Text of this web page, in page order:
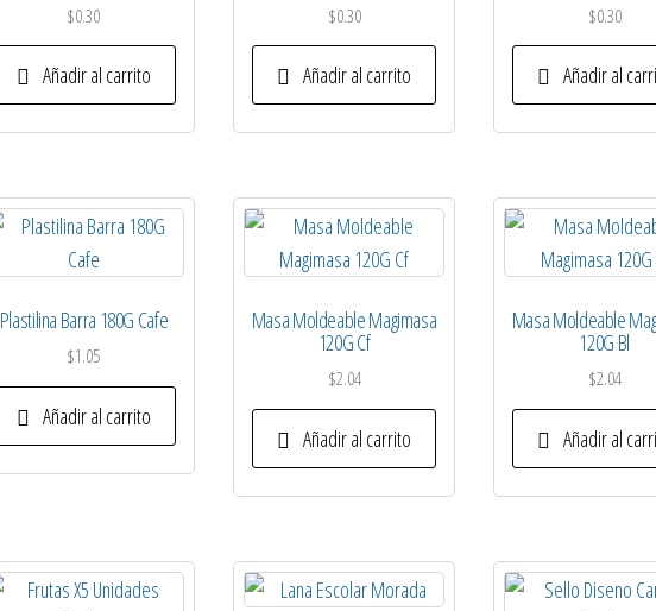
$0.30
Añadir al carrito
$0.30
Añadir al carrito
$0.30
Añadir al
Plastilina Barra 180G Cafe
$1.05
Añadir al carrito
Masa Moldeable Magimasa
120G Cf
$2.04
Añadir al carrito
Masa Moldeable
120G Bl
$2.04
Añadir al